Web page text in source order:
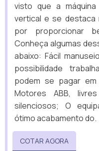
visto que a
vertical e se destaca
por proporcionar
Conheça algumas
abaixo: Fácil
possibilidade
podem se pagar
Motores ABB,
silenciosos; O
ótimo acabamento do.
COTAR AGORA